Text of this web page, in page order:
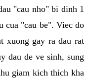
"cau nho" bi dinh 1
cua "cau be". Viec do
xuong gay ra dau rat
dau de ve sinh, sung
giam kich thich kha